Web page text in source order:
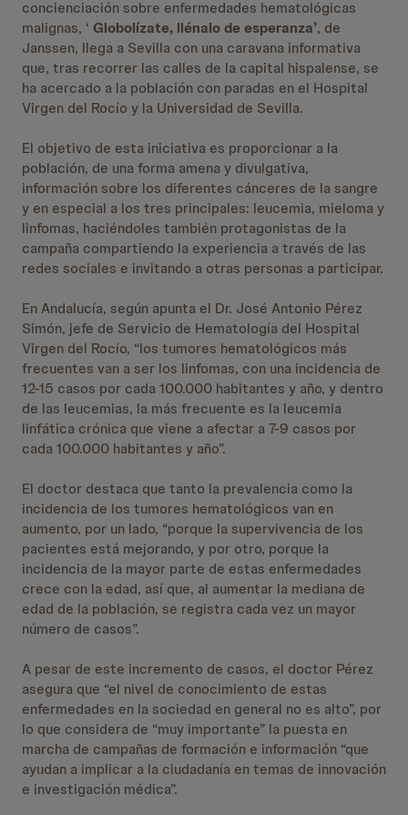
concienciación sobre enfermedades hematológicas
malignas, ‘ Globolízate, llénalo de esperanza’, de
Janssen, llega a Sevilla con una caravana informativa
que, tras recorrer las calles de la capital hispalense, se
ha acercado a la población con paradas en el Hospital
Virgen del Rocío y la Universidad de Sevilla.
El objetivo de esta iniciativa es proporcionar a la
población, de una forma amena y divulgativa,
información sobre los diferentes cánceres de la sangre
y en especial a los tres principales: leucemia, mieloma y
linfomas, haciéndoles también protagonistas de la
campaña compartiendo la experiencia a través de las
redes sociales e invitando a otras personas a participar.
En Andalucía, según apunta el Dr. José Antonio Pérez
Simón, jefe de Servicio de Hematología del Hospital
Virgen del Rocío, “los tumores hematológicos más
frecuentes van a ser los linfomas, con una incidencia de
12-15 casos por cada 100.000 habitantes y año, y dentro
de las leucemias, la más frecuente es la leucemia
linfática crónica que viene a afectar a 7-9 casos por
cada 100.000 habitantes y año”.
El doctor destaca que tanto la prevalencia como la
incidencia de los tumores hematológicos van en
aumento, por un lado, “porque la supervivencia de los
pacientes está mejorando, y por otro, porque la
incidencia de la mayor parte de estas enfermedades
crece con la edad, así que, al aumentar la mediana de
edad de la población, se registra cada vez un mayor
número de casos”.
A pesar de este incremento de casos, el doctor Pérez
asegura que “el nivel de conocimiento de estas
enfermedades en la sociedad en general no es alto”, por
lo que considera de “muy importante” la puesta en
marcha de campañas de formación e información “que
ayudan a implicar a la ciudadanía en temas de innovación
e investigación médica”.